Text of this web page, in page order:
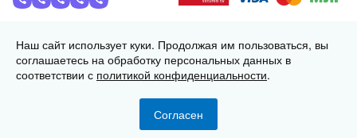
2013 - 2026 © 3DiY (Тридиай) - интернет-магазин
комплектующих для 3D принтеров, ЧПУ станков и
робототехники
Наш сайт использует куки. Продолжая им пользоваться, вы
соглашаетесь на обработку персональных данных в
соответствии с политикой конфиденциальности.
Согласен